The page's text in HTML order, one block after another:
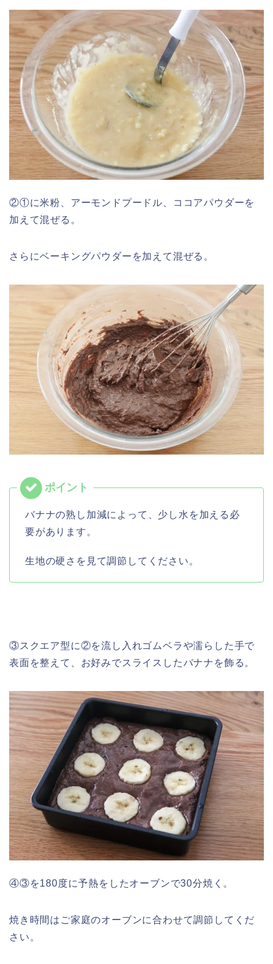
②①に米粉、アーモンドプードル、ココアパウダーを
加えて混ぜる。
さらにベーキングパウダーを加えて混ぜる。
バナナの熟し加減によって、少し水を加える必
要があります。
生地の硬さを見て調節してください。
③スクエア型に②を流し入れゴムベラや濡らした手で
表面を整えて、お好みでスライスしたバナナを飾る。
④③を180度に予熱をしたオーブンで30分焼く。
焼き時間はご家庭のオーブンに合わせて調節してくだ
さい。